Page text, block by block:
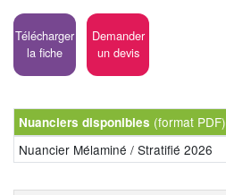
Télécharger
la fiche
Demander
un devis
Nuanciers disponibles (format PDF)
Nuancier Mélaminé / Stratifié 2026